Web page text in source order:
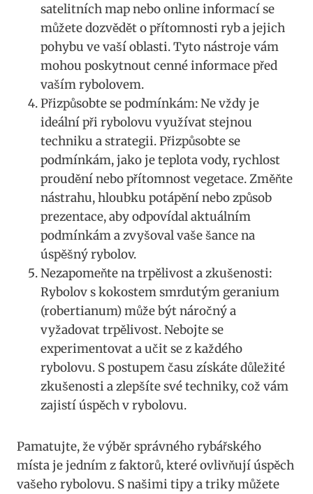
satelitních map nebo online informací se
můžete dozvědět o ‌přítomnosti‌ ryb a jejich
pohybu ve vaší oblasti.⁢ Tyto nástroje vám
‍mohou poskytnout‍ cenné informace před
vaším rybolovem.
Přizpůsobte se podmínkám: ​Ne vždy je
‍ideální při rybolovu využívat stejnou
techniku a strategii. Přizpůsobte se
podmínkám, jako je teplota⁤ vody, rychlost
proudění nebo přítomnost vegetace. Změňte
nástrahu, ‌hloubku potápění nebo způsob
prezentace, aby odpovídal aktuálním
podmínkám a zvyšoval vaše šance na
úspěšný rybolov.
Nezapomeňte ⁣na trpělivost a ⁢zkušenosti:
Rybolov s ‍kokostem smrdutým geranium ​
(robertianum) může ⁢být náročný a
⁣vyžadovat ​trpělivost. Nebojte se
experimentovat a učit se⁤ z každého
rybolovu. S postupem‌ času⁢ získáte důležité
zkušenosti a zlepšíte své techniky, což vám
zajistí úspěch ​v rybolovu.
Pamatujte, že výběr správného⁤ rybářského
‌místa je jedním z faktorů, které ovlivňují ⁣úspěch
vašeho rybolovu.‌ S našimi tipy a triky můžete